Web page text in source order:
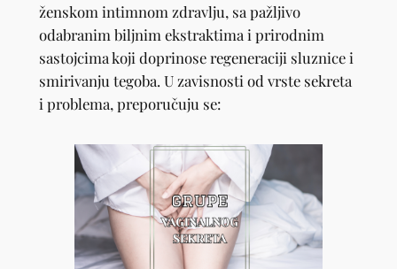
ženskom intimnom zdravlju, sa pažljivo
odabranim biljnim ekstraktima i prirodnim
sastojcima koji doprinose regeneraciji sluznice i
smirivanju tegoba. U zavisnosti od vrste sekreta
i problema, preporučuju se: